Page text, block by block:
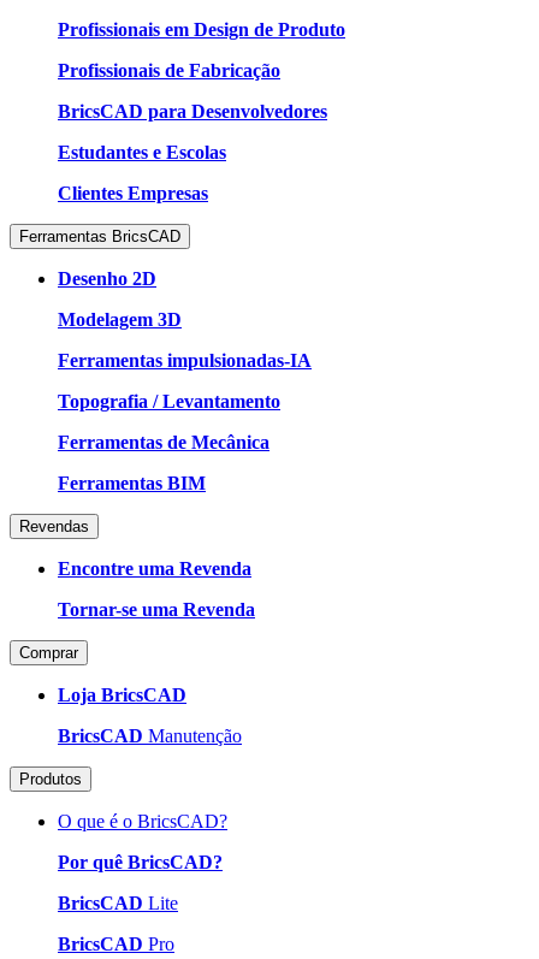
Profissionais em Design de Produto
Profissionais de Fabricação
BricsCAD para Desenvolvedores
Estudantes e Escolas
Clientes Empresas
Ferramentas BricsCAD
Desenho 2D
Modelagem 3D
Ferramentas impulsionadas-IA
Topografia / Levantamento
Ferramentas de Mecânica
Ferramentas BIM
Revendas
Encontre uma Revenda
Tornar-se uma Revenda
Comprar
Loja BricsCAD
BricsCAD Manutenção
Produtos
O que é o BricsCAD?
Por quê BricsCAD?
BricsCAD Lite
BricsCAD Pro